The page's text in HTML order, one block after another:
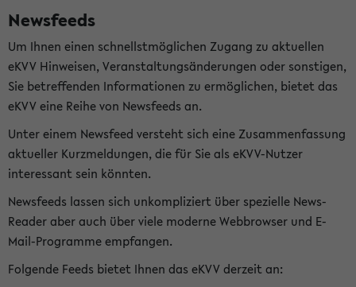
Newsfeeds
Um Ihnen einen schnellstmöglichen Zugang zu aktuellen
eKVV Hinweisen, Veranstaltungsänderungen oder sonstigen,
Sie betreffenden Informationen zu ermöglichen, bietet das
eKVV eine Reihe von Newsfeeds an.
Unter einem Newsfeed versteht sich eine Zusammenfassung
aktueller Kurzmeldungen, die für Sie als eKVV-Nutzer
interessant sein könnten.
Newsfeeds lassen sich unkompliziert über spezielle News-
Reader aber auch über viele moderne Webbrowser und E-
Mail-Programme empfangen.
Folgende Feeds bietet Ihnen das eKVV derzeit an: